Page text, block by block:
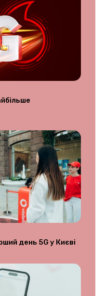
день 5G у Києві